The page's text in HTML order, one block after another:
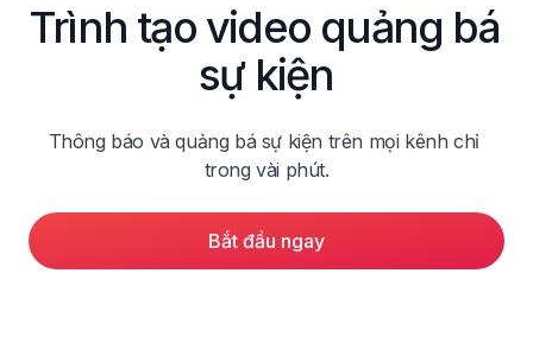
Trình tạo video quảng bá
sự kiện
Thông báo và quảng bá sự kiện trên mọi kênh chỉ
trong vài phút.
Bắt đầu ngay